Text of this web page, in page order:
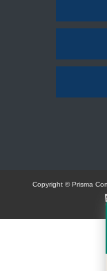
Copyright © Prisma